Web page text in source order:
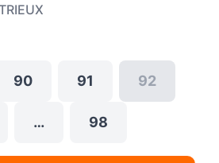
90 91 92
… 98